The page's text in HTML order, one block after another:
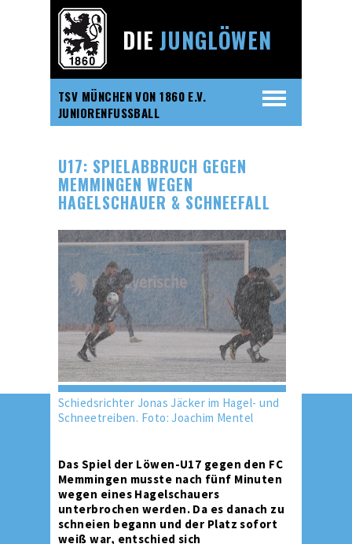
TSV MÜNCHEN VON 1860 E.V.
JUNIORENFUSSBALL
DIEJUNGLÖWEN
U17: SPIELABBRUCH GEGEN
MEMMINGEN WEGEN
HAGELSCHAUER & SCHNEEFALL
Schiedsrichter Jonas Jäcker im Hagel- und
Schneetreiben. Foto: Joachim Mentel
Das Spiel der Löwen-U17 gegen den FC
Memmingen musste nach fünf Minuten
wegen eines Hagelschauers
unterbrochen werden. Da es danach zu
schneien begann und der Platz sofort
weiß war, entschied sich